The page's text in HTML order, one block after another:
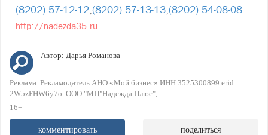
(8202) 57-12-12 (8202) 57-13-13 (8202) 54-08-08
http://nadezda35.ru
Автор: Дарья Романова
Реклама. Рекламодатель АНО «Мой бизнес» ИНН 3525300899 erid:
2W5zFHW6y7o. ООО "МЦ"Надежда Плюс"
16+
комментировать поделиться